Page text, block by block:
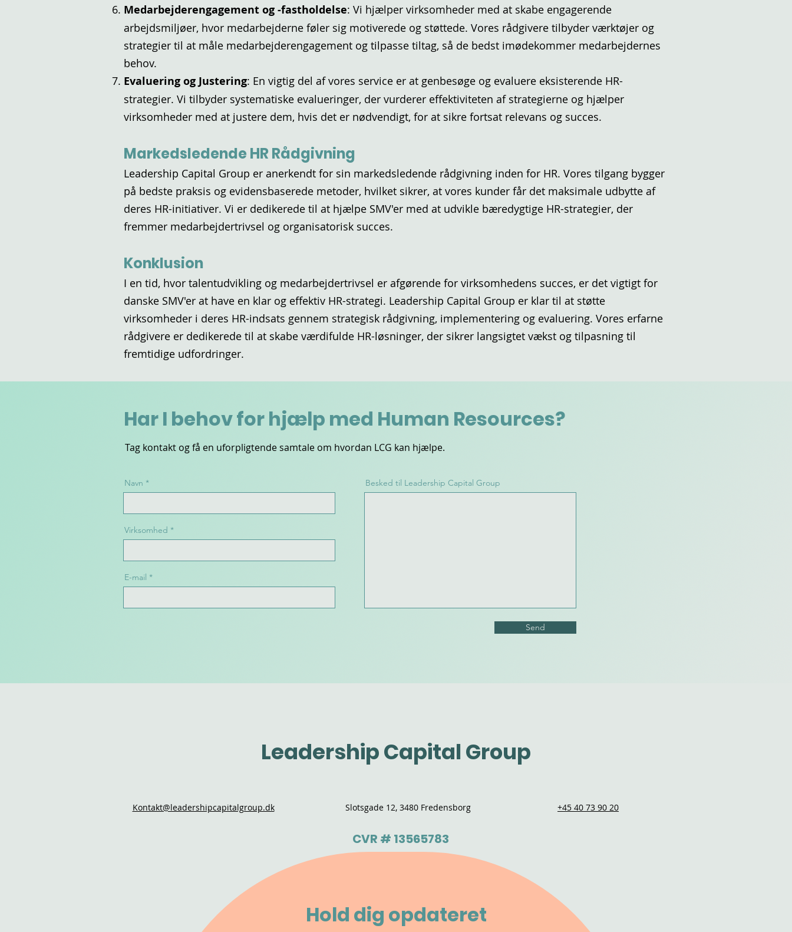
Medarbejderengagement og -fastholdelse: Vi hjælper virksomheder med at skabe engagerende
arbejdsmiljøer, hvor medarbejderne føler sig motiverede og støttede. Vores rådgivere tilbyder værktøjer og
strategier til at måle medarbejderengagement og tilpasse tiltag, så de bedst imødekommer medarbejdernes
behov.
Evaluering og Justering: En vigtig del af vores service er at genbesøge og evaluere eksisterende HR-
strategier. Vi tilbyder systematiske evalueringer, der vurderer effektiviteten af strategierne og hjælper
virksomheder med at justere dem, hvis det er nødvendigt, for at sikre fortsat relevans og succes.
Markedsledende HR Rådgivning
Leadership Capital Group er anerkendt for sin markedsledende rådgivning inden for HR. Vores tilgang bygger
på bedste praksis og evidensbaserede metoder, hvilket sikrer, at vores kunder får det maksimale udbytte af
deres HR-initiativer. Vi er dedikerede til at hjælpe SMV'er med at udvikle bæredygtige HR-strategier, der
fremmer medarbejdertrivsel og organisatorisk succes.
Konklusion
I en tid, hvor talentudvikling og medarbejdertrivsel er afgørende for virksomhedens succes, er det vigtigt for
danske SMV'er at have en klar og effektiv HR-strategi. Leadership Capital Group er klar til at støtte
virksomheder i deres HR-indsats gennem strategisk rådgivning, implementering og evaluering. Vores erfarne
rådgivere er dedikerede til at skabe værdifulde HR-løsninger, der sikrer langsigtet vækst og tilpasning til
fremtidige udfordringer.
Har I behov for hjælp med Human Resources?
Tag kontakt og få en uforpligtende samtale om hvordan LCG kan hjælpe.
Navn
Virksomhed
E-mail
Besked til Leadership Capital Group
Send
Leadership Capital Group
Kontakt@leadershipcapitalgroup.dk Slotsgade 12, 3480 Fredensborg +45 40 73 90 20
CVR # 13565783
Hold dig opdateret